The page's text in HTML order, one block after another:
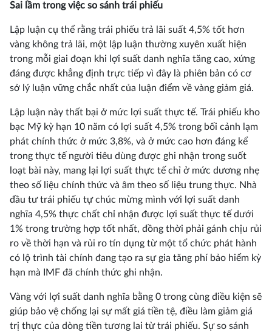
Sai lầm trong việc so sánh trái phiếu
Lập luận cụ thể rằng trái phiếu trả lãi suất 4,5% tốt hơn
vàng không trả lãi, một lập luận thường xuyên xuất hiện
trong mỗi giai đoạn khi lợi suất danh nghĩa tăng cao, xứng
đáng được khẳng định trực tiếp vì đây là phiên bản có cơ
sở lý luận vững chắc nhất của luận điểm về vàng giảm giá.
Lập luận này thất bại ở mức lợi suất thực tế. Trái phiếu kho
bạc Mỹ kỳ hạn 10 năm có lợi suất 4,5% trong bối cảnh lạm
phát chính thức ở mức 3,8%, và ở mức cao hơn đáng kể
trong thực tế người tiêu dùng được ghi nhận trong suốt
loạt bài này, mang lại lợi suất thực tế chỉ ở mức dương nhẹ
theo số liệu chính thức và âm theo số liệu trung thực. Nhà
đầu tư trái phiếu tự chúc mừng mình với lợi suất danh
nghĩa 4,5% thực chất chỉ nhận được lợi suất thực tế dưới
1% trong trường hợp tốt nhất, đồng thời phải gánh chịu rủi
ro về thời hạn và rủi ro tín dụng từ một tổ chức phát hành
có lộ trình tài chính đang tạo ra sự gia tăng phí bảo hiểm kỳ
hạn mà IMF đã chính thức ghi nhận.
Vàng với lợi suất danh nghĩa bằng 0 trong cùng điều kiện sẽ
giúp bảo vệ chống lại sự mất giá tiền tệ, điều làm giảm giá
trị thực của dòng tiền tương lai từ trái phiếu. Sự so sánh